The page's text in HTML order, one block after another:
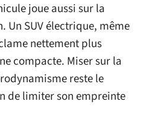
joue aussi sur la
Un SUV électrique, même
nettement plus
compacte. Miser sur la
reste le
de limiter son empreinte